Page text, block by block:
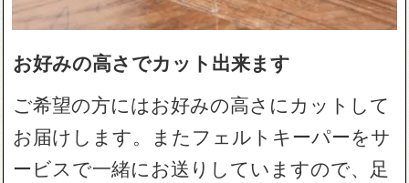
お好みの高さでカット出来ます
ご希望の方にはお好みの高さにカットして
お届けします。またフェルトキーパーをサ
ービスで一緒にお送りしていますので、足